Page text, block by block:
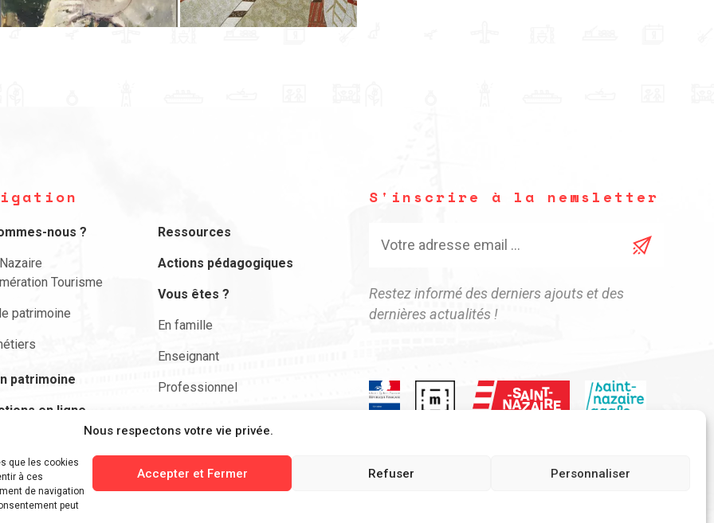
Nous respectons votre vie privée.
que les cookies
à ces
de navigation
peut
Accepter et Fermer Refuser Personnaliser
nous ?
Tourisme
patrimoine
patrimoine
en ligne
Ressources
Actions pédagogiques
Vous êtes ?
En famille
Enseignant
Professionnel
Nous contacter
Rechercher
S'inscrire à la newsletter
Restez informé des derniers ajouts et des
dernières actualités !